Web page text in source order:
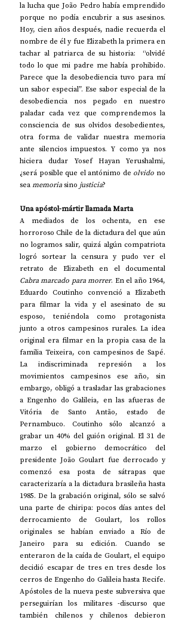
la lucha que João Pedro había emprendido
porque no podía encubrir a sus asesinos.
Hoy, cien años después, nadie recuerda el
nombre de él y fue Elizabeth la primera en
tachar al patriarca de su historia:  “olvidé
todo lo que mi padre me había prohibido.
Parece que la desobediencia tuvo para mí
un sabor especial”. Ese sabor especial de la
desobediencia nos pegado en nuestro
paladar cada vez que comprendemos la
consciencia de sus olvidos desobedientes,
otra forma de validar nuestra memoria
ante silencios impuestos. Y como ya nos
hiciera dudar Yosef Hayan Yerushalmi,
¿será posible que el antónimo de olvido no
sea memoria sino justicia?
Una apóstol-mártir llamada Marta
A mediados de los ochenta, en ese
horroroso Chile de la dictadura del que aún
no logramos salir, quizá algún compatriota
logró sortear la censura y pudo ver el
Cabra marcado para morrer. En el año 1964,
Eduardo Coutinho convenció a Elizabeth
para filmar la vida y el asesinato de su
esposo, teniéndola como protagonista
junto a otros campesinos rurales. La idea
original era filmar en la propia casa de la
familia Teixeira, con campesinos de Sapé.
La indiscriminada represión a los
movimientos campesinos ese año, sin
embargo, obligó a trasladar las grabaciones
a Engenho do Galileia, en las afueras de
Vitória de Santo Antão, estado de
Pernambuco. Coutinho sólo alcanzó a
grabar un 40% del guión original. El 31 de
marzo el gobierno democrático del
presidente João Goulart fue derrocado y
comenzó esa posta de sátrapas que
caracterizaría a la dictadura brasileña hasta
1985. De la grabación original, sólo se salvó
una parte de chiripa: pocos días antes del
derrocamiento de Goulart, los rollos
originales se habían enviado a Río de
Janeiro para su edición. Cuando se
enteraron de la caída de Goulart, el equipo
decidió escapar de tres en tres desde los
cerros de Engenho do Galileia hasta Recife.
Apóstoles de la nueva peste subversiva que
perseguirían los militares -discurso que
también chilenos y chilenos debieron